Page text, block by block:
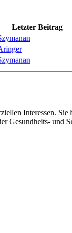
Letzter Beitrag
Interessen. Sie
Gesundheits- und